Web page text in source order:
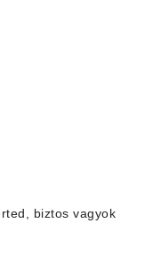
biztos vagyok